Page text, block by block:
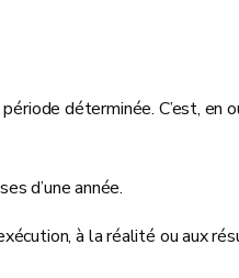
déterminée. C’est,
d’une année.
à la réalité ou aux